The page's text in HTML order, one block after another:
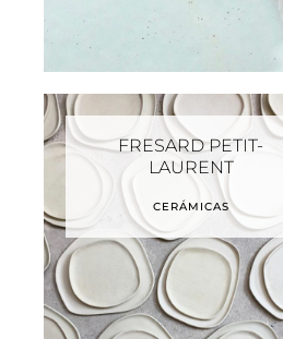
FRESARD PETIT-
LAURENT
CERÁMICAS